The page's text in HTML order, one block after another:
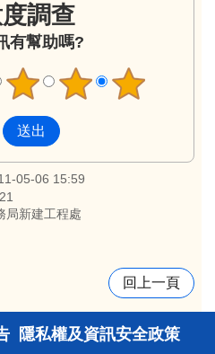
調查
有幫助嗎?
05-06 15:59
局新建工程處
回上一頁
隱私權及資訊安全政策